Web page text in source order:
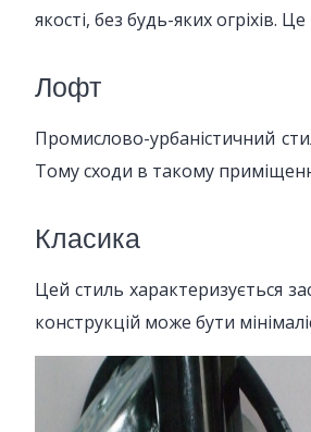
якості, без будь-яких огріхів.
Лофт
Промислово-урбаністичний
Тому сходи в такому
Класика
Цей стиль характеризується
конструкцій може бути